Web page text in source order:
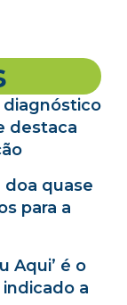
diagnóstico
destaca
doa quase
para a
Aqui’ é o
a